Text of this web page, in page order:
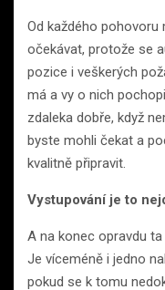
Od každého pohovoru
očekávat, protože se
pozice i veškerých
má a vy o nich
zdaleka dobře, když
byste mohli čekat a
kvalitně připravit.
Vystupování je to
A na konec opravdu
Je víceméně i jedno
pokud se k tomu